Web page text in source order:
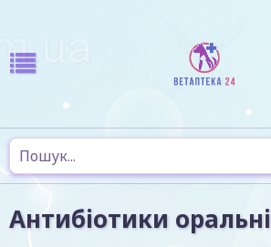
Антибіотики оральні